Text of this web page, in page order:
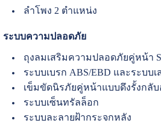
ลำโพง 2 ตำแหน่ง
ระบบความปลอดภัย
ถุงลมเสริมความปลอดภัยคู่หน้า
ระบบเบรก ABS/EBD และระบบเ
เข็มขัดนิรภัยคู่หน้าแบบดึงรั้งกลั
ระบบเซ็นทรัลล็อก
ระบบละลายฝ้ากระจกหลัง